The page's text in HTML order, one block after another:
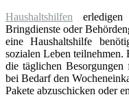
Haushaltshilfen
Bringdienste oder
eine Haushaltshilfe
sozialen Leben teilnehmen.
die täglichen
bei Bedarf den
Pakete abzuschicken oder